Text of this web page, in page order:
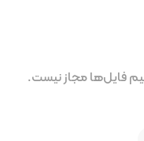
فایل‌ها مجاز نیست.